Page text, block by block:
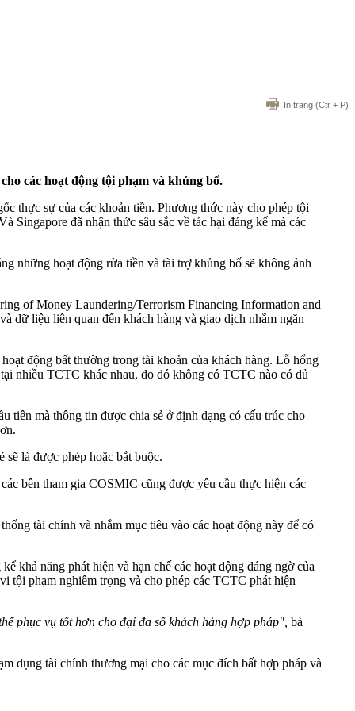
In trang (Ctr + P)
các hoạt động tội phạm và khủng bố.
thực sự của các khoản tiền. Phương thức này cho phép tội
Singapore đã nhận thức sâu sắc về tác hại đáng kể mà các
những hoạt động rửa tiền và tài trợ khủng bố sẽ không ảnh
of Money Laundering/Terrorism Financing Information and
dữ liệu liên quan đến khách hàng và giao dịch nhằm ngăn
động bất thường trong tài khoản của khách hàng. Lỗ hổng
nhiều TCTC khác nhau, do đó không có TCTC nào có đủ
tiên mà thông tin được chia sẻ ở định dạng có cấu trúc cho
là được phép hoặc bắt buộc.
bên tham gia COSMIC cũng được yêu cầu thực hiện các
tài chính và nhắm mục tiêu vào các hoạt động này để có
khả năng phát hiện và hạn chế các hoạt động đáng ngờ của
tội phạm nghiêm trọng và cho phép các TCTC phát hiện
phục vụ tốt hơn cho đại đa số khách hàng hợp pháp", bà
dụng tài chính thương mại cho các mục đích bất hợp pháp và